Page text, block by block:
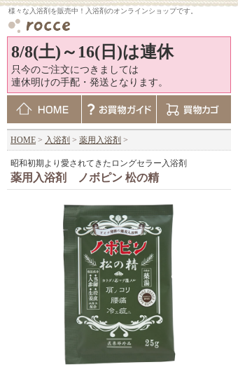
様々な入浴剤を販売中！入浴剤のオンラインショップです。
8/8(土)～16(日)は連休
只今のご注文につきましては
連休明けの手配・発送となります。
HOME > 入浴剤 > 薬用入浴剤 >
昭和初期より愛されてきたロングセラー入浴剤
薬用入浴剤 ノボピン 松の精